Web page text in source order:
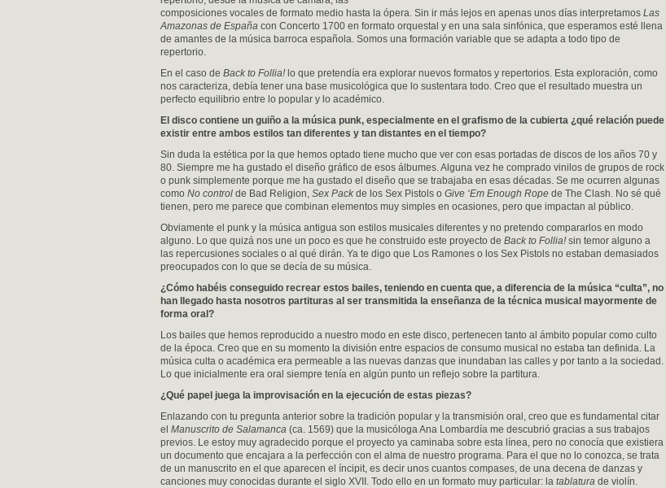
composiciones vocales de formato medio hasta la ópera. Sin ir más lejos en apenas unos días interpretamos Las
Amazonas de España con Concerto 1700 en formato orquestal y en una sala sinfónica, que esperamos esté llena
de amantes de la música barroca española. Somos una formación variable que se adapta a todo tipo de
repertorio.
En el caso de Back to Follia! lo que pretendía era explorar nuevos formatos y repertorios. Esta exploración, como
nos caracteriza, debía tener una base musicológica que lo sustentara todo. Creo que el resultado muestra un
perfecto equilibrio entre lo popular y lo académico.
El disco contiene un guiño a la música punk, especialmente en el grafismo de la cubierta ¿qué relación puede
existir entre ambos estilos tan diferentes y tan distantes en el tiempo?
Sin duda la estética por la que hemos optado tiene mucho que ver con esas portadas de discos de los años 70 y
80. Siempre me ha gustado el diseño gráfico de esos álbumes. Alguna vez he comprado vinilos de grupos de rock
o punk simplemente porque me ha gustado el diseño que se trabajaba en esas décadas. Se me ocurren algunas
como No control de Bad Religion, Sex Pack de los Sex Pistols o Give ‘Em Enough Rope de The Clash. No sé qué
tienen, pero me parece que combinan elementos muy simples en ocasiones, pero que impactan al público.
Obviamente el punk y la música antigua son estilos musicales diferentes y no pretendo compararlos en modo
alguno. Lo que quizá nos une un poco es que he construido este proyecto de Back to Follia! sin temor alguno a
las repercusiones sociales o al qué dirán. Ya te digo que Los Ramones o los Sex Pistols no estaban demasiados
preocupados con lo que se decía de su música.
¿Cómo habéis conseguido recrear estos bailes, teniendo en cuenta que, a diferencia de la música “culta”, no
han llegado hasta nosotros partituras al ser transmitida la enseñanza de la técnica musical mayormente de
forma oral?
Los bailes que hemos reproducido a nuestro modo en este disco, pertenecen tanto al ámbito popular como culto
de la época. Creo que en su momento la división entre espacios de consumo musical no estaba tan definida. La
música culta o académica era permeable a las nuevas danzas que inundaban las calles y por tanto a la sociedad.
Lo que inicialmente era oral siempre tenía en algún punto un reflejo sobre la partitura.
¿Qué papel juega la improvisación en la ejecución de estas piezas?
Enlazando con tu pregunta anterior sobre la tradición popular y la transmisión oral, creo que es fundamental citar
el Manuscrito de Salamanca (ca. 1569) que la musicóloga Ana Lombardía me descubrió gracias a sus trabajos
previos. Le estoy muy agradecido porque el proyecto ya caminaba sobre esta línea, pero no conocía que existiera
un documento que encajara a la perfección con el alma de nuestro programa. Para el que no lo conozca, se trata
de un manuscrito en el que aparecen el íncipit, es decir unos cuantos compases, de una decena de danzas y
canciones muy conocidas durante el siglo XVII. Todo ello en un formato muy particular: la tablatura de violín.